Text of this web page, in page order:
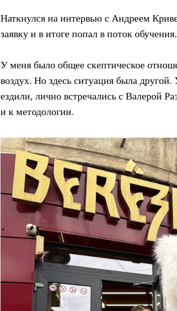
Наткнулся на интервью с Андреем
заявку и в итоге попал в поток обучения.
У меня было общее скептическое
воздух. Но здесь ситуация была
ездили, лично встречались с Валерой
и к методологии.